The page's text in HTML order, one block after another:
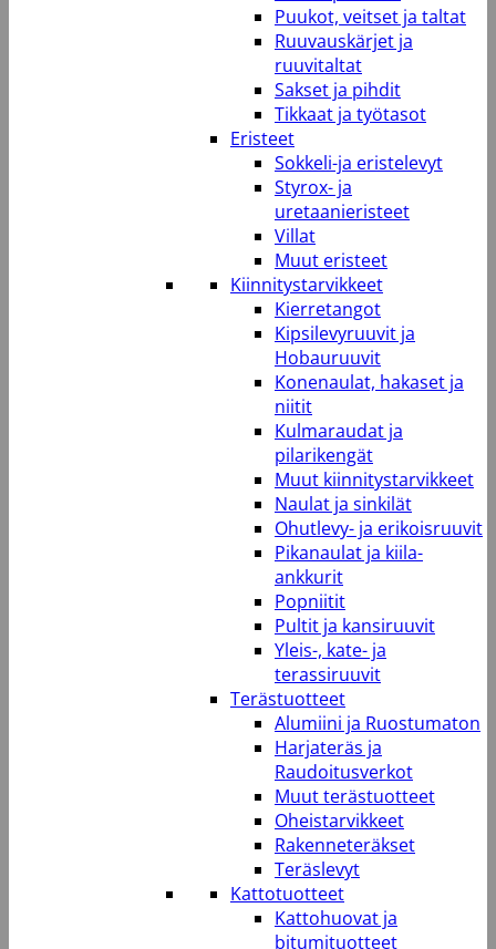
Puukot, veitset ja taltat
Ruuvauskärjet ja
ruuvitaltat
Sakset ja pihdit
Tikkaat ja työtasot
Eristeet
Sokkeli-ja eristelevyt
Styrox- ja
uretaanieristeet
Villat
Muut eristeet
Kiinnitystarvikkeet
Kierretangot
Kipsilevyruuvit ja
Hobauruuvit
Konenaulat, hakaset ja
niitit
Kulmaraudat ja
pilarikengät
Muut kiinnitystarvikkeet
Naulat ja sinkilät
Ohutlevy- ja erikoisruuvit
Pikanaulat ja kiila-
ankkurit
Popniitit
Pultit ja kansiruuvit
Yleis-, kate- ja
terassiruuvit
Terästuotteet
Alumiini ja Ruostumaton
Harjateräs ja
Raudoitusverkot
Muut terästuotteet
Oheistarvikkeet
Rakenneteräkset
Teräslevyt
Kattotuotteet
Kattohuovat ja
bitumituotteet